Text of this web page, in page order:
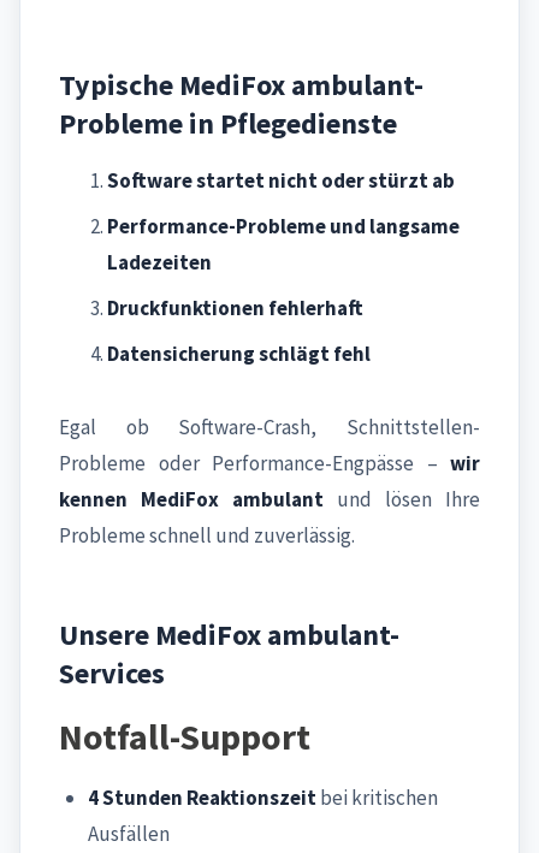
Typische MediFox ambulant-
Probleme in Pflegedienste
Software startet nicht oder stürzt ab
Performance-Probleme und langsame
Ladezeiten
Druckfunktionen fehlerhaft
Datensicherung schlägt fehl
Egal ob Software-Crash, Schnittstellen-
Probleme oder Performance-Engpässe – wir
kennen MediFox ambulant und lösen Ihre
Probleme schnell und zuverlässig.
Unsere MediFox ambulant-
Services
Notfall-Support
4 Stunden Reaktionszeitbei kritischen
Ausfällen